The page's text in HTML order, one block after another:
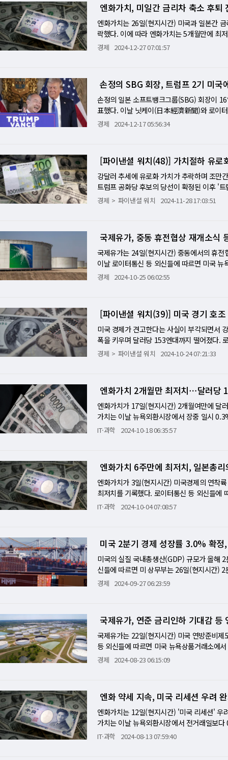
되는 등 글로벌 금융시장에 충격파를 던지
오른 109.00을 기록했다. 영국과 신흥시장
p(1bp=0.01%포인트) 오른 5.246%를 기록
의 포트폴리오 매니저 제임스 에이츠는 “뿌
러싼 극도의 불확실성에 투자자들이 대처하
리인하 개시전 수준을 100bp 이상 상승했
것은 지난 10년간 몇차례 되지 않으며 최근
들은 고금리의 신시대가 도래했다라는 인식
다. 그는 올해 중국의 국내총생산(GDP) 성
행해야 한다고 강조했다. S&P글로벌이 발
전월치(51.5)를 밑돌았다. 수출 주문 감소와
으로 분석됐다. 하지만 중국 경기지표가 부
있다. 리터부시앤드어쏘시에이츠의 짐 리터
날 발표된 주간 미국 신규실업보험 청구건
았다. 또한 미국 S&P글로벌의 지난해 12월
미국의 원유재고 감소했지만 가솔린 재고가
재고는 지난달 27일까지 일주일간 전주 대
작은 수치다. IG의 토니 시카모어 시장 분석
으로 상승세를 지속했다. 이날 뉴욕상품거
쳤다. 러시아는 1일 우크라이나 수도 키이우
엔화가치, 미일간 금리차 축소 후퇴
엔화가치는 26일(현지시간) 미국과 일본간
락했다. 이에 따라 엔화가치는 5개월만에 최
장중 전거래일보다 0.45% 오른 달러당
보다 적은 21만9000건에 그쳤다. 연준은
하를 단행했으며 FOMC 참가자의 내년 금리
은 금융정책 운영에 대해 견고한 미국경제를
다. 미국 장기금리 상승추세는 이어지고 있
4.64%까지 상승했다. 이달 초순과 비교해
자 확대 리스크도 장기금리를 끌어올리고
3억 달러나 자금이 유출된 것으로 집계돼 지
고객용 보고서에서 "미국 대통령 선거 후도
다는 점을 시사한다"고 지적했다. 반면 일
결정했다. 우에다 가쓰오(植田和男) 일본총
(佐々木融) 수석 전략가는 리포트에서 "연
러당 170엔까지 추락할 가능성이 있다"고 예
경제 2024-12-27 07:01:57
손정의 SBG 회장, 트럼프 2기 미국
손정의 일본 소프트뱅크그룹(SBG) 회장이
표했다. 이날 닛케이(日本經濟新聞)와 로이
트럼프 미국 대통령 당선인의 마르라고 자택
자는 SBG외에도 SBG 산하 비전펀드와 자
장은 트럼프가 지난 2016년 대선에서 승리
창출을 약속했다. 손회장은 이날 "미 경제에
는 손 회장을 '위대한 리더이자 투자자'라고
조속히 요구했다. 미국 상무부에 따르면 일
O)는 지난 11월 트럼프 당선인과 저녁 식사
택인 마러라고를 방문할 예정이다. 또한 조
트럼프의 대통령 취임식을 앞두고 100만 달
퍼플렉시티도 각각 100만 달러를 기부할 방
경제 2024-12-17 05:56:34
[파이낸셜 워치(48)] 가치절하 유
강달러 추세에 유로화 가치가 추락하며 조만
트럼프 공화당 후보의 당선이 확정된 이후 '
과 경기 침체 등으로 절하추세를 보이고 있
1.0564달러로 1주일만에 최고치를 경신했
은 미국의 강고한 경제성장 전망이 미국 증
안한 무역관세와 유로존내 경기침체, 러시아
불투명도 유로화 가치를 떨어트리는 요인중
견해가 나뉘고 있다. 트럼프의 '관세폭탄'이
다. 소시에테 제너럴의 외환전략책임자 키
울을 재기 시작했으며 변동성이 높아질 것"
더욱 활발해질 것이다. 개인적으로는 서로
다"고 지적했다. 지난 8월 파란을 일으킨 달
격을 당해 주식시장에서는 추가증거금을 부
반에 파급 유로/달러는 전세계에서 가장 활
혼란을 불러일으키고 달러표시로 무역을 하
벌 책임자 데모스 피오타키스는 "유로는 지
감한 국가들은 달러에 대한 자국통화의 하
예상했다. 외환 트레이더들은 트럼프 차기
점을 목격하고 있다"면서 "이 때문에 환율
예상변동률은 현재 8% 전후로 유로가 최근
그는 "실제 외환 변동성은 높을 것으로 판단
러 전망 나뉘어져 장기투자를 하는 자산운용
중앙은행(ECB)의 금리인하가 유로존 기업
로 전망했다. 26일까지 외환 옵션시장을 보
되고 있다. 여기에 대해 JP모건과 도이치방
다. 하지만 트럼프 트레이드를 지탱하는 시
최고경영자(CEO)는 도널드 트럼프 차기 미
있다는 평가가 나올 것"이라고 예상했다.
경제 파이낸셜 워치 2024-11-28 17:03:51
국제유가, 중동 휴전협상 재개소식
국제유가는 24일(현지시간) 중동에서의 휴
이날 로이터통신 등 외신들에 따르면 미국
8%(58센트) 내린 배럴당 70.19달러에 마감
압둘라흐만 알타니 카타르 총리와 회동한
키기 위한 다음 단계를 논의했다"며 이같이
마드 총리는 "앞으로 며칠 안에 우리 협상단
스라엘 총리실은 정보기관 모사드의 데이비
스 미국 중앙정보부(CIA) 국장도 회담에 참
표가 나왔다. 유로존 기업 활동이 이달 들어
하면서 경제가 수축 국면에 들어갔다는 것이
요에 악영향을 미칠 수밖에 없다. 하지만 미
다. S&P글로벌이 이날 발표한 10월 미국
대표적인 안전자산인 국제금값은 달러약세
경제 2024-10-25 06:02:55
[파이낸셜 워치(39)] 미국 경기 호
미국 경제가 견고한다는 사실이 부각되면서
폭을 키우며 달러당 153엔대까지 떨어졌다.
갔다. 주요 6개 통화에 대비한 달러 가치를
경신한 수치다. 엔화가치가 이처럼 급락세
어 미일간 금리차가 부각되면서 달러 매수/
이동평균선(달러당 151.30엔)을 약 3개월여
채금리는 미국경제 호조와 금리인하 전망
이 가까이 다가오면서 확장적인 재정정책과
점을 시사하지 않을 수 없을 것이라고 지적
자민당과 공명당 연립정권이 과반수를 잃을
할 가능성이 있다. 이에 따라 일본여당 자민
1일 일본은행의 금융정책결정회의를 앞두
컨벨라(런던)의 수석 외환 전략가 조지 베시
경제 파이낸셜 워치 2024-10-24 07:21:33
엔화가치 2개월만 최저치⋯달러당
엔화가치가 17일(현지시간) 2개월여만에 달
가치는 이날 뉴욕외환시장에서 장중 일시
에 최저치다. 엔화는 지난 9월중순에 1년여
소매매출액은 전달과 비교해 0.4% 증가했
루어지고 있는 것을 보여주는 내용이다. 또
치(26만건)를 밑돌았다. 노동시장의 견고함
따라 시장에서는 미국 연방준비제도(연준
일본, 조기 추가 금리 인하 관측 후퇴 반면
치에는 역풍으로 작용하고 있다. 실질금리
커 무역수지는 적자가 지속되고 있다. 바클
폭넓게 매수되고 있는 가운데 엔화는 하락
능성이 후퇴해 미국 국채금리가 상승하는
IT·과학 2024-10-18 06:35:57
엔화가치 6주만에 최저치, 일본총
엔화가치가 3일(현지시간) 미국경제의 연착
최저치를 기록했다. 로이터통신 등 외신들
거래됐다. 엔화는 이날 장중 147.25엔까지
이에 앞서 이시바 시게루(石破茂) 신임 일본
상을 뒤집은 ‘비둘기파’ 발언을 내놓은 점도
총재와 취임 후 처음 만난 뒤 취재진에 "개인
책 정상화에 긍정적이라고 여겨졌던 이시바
잉글랜드 은행과 유럽중앙은행(ECB)도 비
8달러까지 떨어졌다. 유럽중앙은행(ECB)가
국 파운드화는 1.15% 급락해 1.3114달러를
IT·과학 2024-10-04 07:08:57
미국 2분기 경제 성장률 3.0% 확
미국의 실질 국내총생산(GDP) 규모가 올해
신들에 따르면 미 상무부는 26일(현지시간)
보치로 2.8%를 발표한 뒤 한 달 뒤의 중간치
히 독일은 마이너스 0.1% 역성장했다. 일본
29.02조 달러(연환산)로 직전분기보다 5.6%
변동률이 2.5%로 나왔다. 이 인플레가 감안
목하는 인플레 지표이다. 연준은 PCE인플
았다. 연준은 앞서 18일 11차례 인상 후 8차
어졌다가 2분기에 3.0%로 올라선 것이다.
CD가 전망하고 있다. 한편 재닛 옐런 미국
도를 타고 있다는 점을 보여주고 있다고 말
하락에 달려있다고 지적했다. 옐런 장관은
는 중립적인 정책기조에 따라 하락추세를 지
경제 2024-09-27 06:23:59
국제유가, 연준 금리인하 기대감 등
국제유가는 22일(현지시간) 미국 연방준비
등 외신들에 따르면 미국 뉴욕상품거래소에
른 배럴당 73.01달러로 마감됐다. 북해산 브
음 회의에서 정책을 완화하는 것이 적절할
여지고 있다. 또한 이날 발표된 주간 신규실
았다. 인플레가 둔화되는 경향을 보이는 상
로 전환할 것이라는 전망이 더 강화됐다. 한
날 뉴욕상품거래소에서 12월물 금가격은
경제 2024-08-23 06:15:09
엔화 약세 지속, 미국 리세션 우려
엔화가치는 12일(현지시간) '미국 리세션' 우
가치는 이날 뉴욕외환시장에서 전거래일보
하락해 약 1주일만 최저수준에서 거래됐다.
IT·과학 2024-08-13 07:59:40